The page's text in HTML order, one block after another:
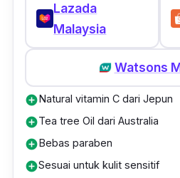
Lazada
Malaysia
Watsons
add_circleNatural vitamin C dari Jepun
add_circleTea tree Oil dari Australia
add_circleBebas paraben
add_circleSesuai untuk kulit sensitif